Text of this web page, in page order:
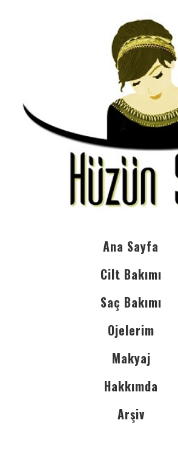
Ana Sayfa
Cilt Bakımı
Saç Bakımı
Ojelerim
Makyaj
Hakkımda
Arşiv